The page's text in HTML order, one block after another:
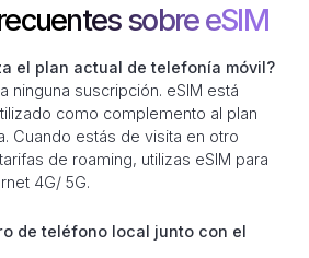
sobre eSIM
el plan actual de telefonía móvil?
ninguna suscripción. eSIM está
como complemento al plan
Cuando estás de visita en otro
de roaming, utilizas eSIM para
4G/ 5G.
de teléfono local junto con el